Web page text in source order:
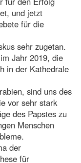
und jetzt
für die
sehr zugetan.
Jahr 2019, die
in der Kathedrale
sind uns des
vor sehr stark
des Papstes zu
Menschen
der
für